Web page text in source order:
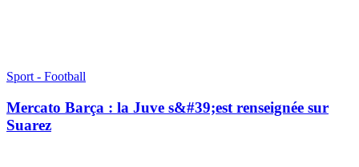
Sport - Football
Mercato Barça : la Juve s&#39;est renseignée sur
Suarez